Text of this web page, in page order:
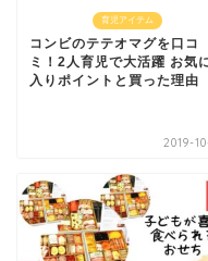
育児アイテム
コンビのテテオマグを口コ
ミ！2人育児で大活躍 お気
入りポイントと買った理由
2019-